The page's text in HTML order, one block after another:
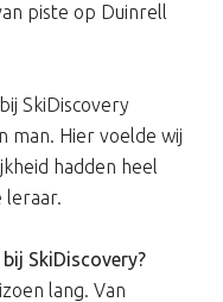
piste op Duinrell
SkiDiscovery
man. Hier voelde wij
hadden heel
leraar.
SkiDiscovery?
lang. Van